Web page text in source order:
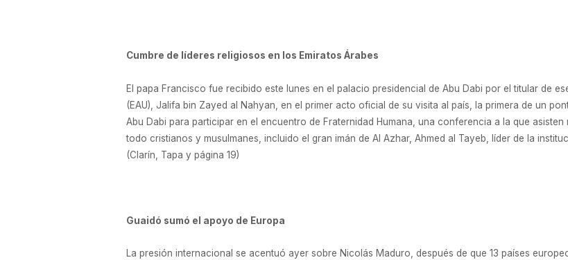
Cumbre de líderes religiosos en los Emiratos Árabes
El papa Francisco fue recibido este lunes en el palacio presidencial de Abu Dabi por el titular de
(EAU), Jalifa bin Zayed al Nahyan, en el primer acto oficial de su visita al país, la primera de un
Abu Dabi para participar en el encuentro de Fraternidad Humana, una conferencia a la que
todo cristianos y musulmanes, incluido el gran imán de Al Azhar, Ahmed al Tayeb, líder de la
(Clarín, Tapa y página 19)
Guaidó sumó el apoyo de Europa
La presión internacional se acentuó ayer sobre Nicolás Maduro, después de que 13 países